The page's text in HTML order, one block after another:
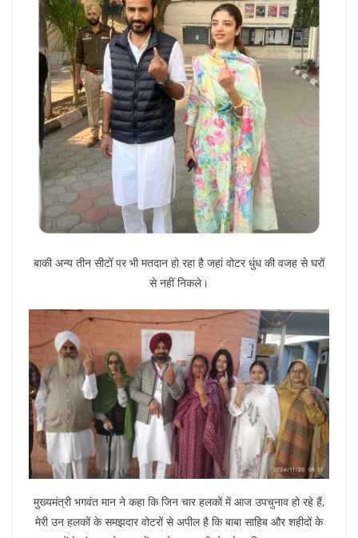
बाकी अन्य तीन सीटों पर भी मतदान हो रहा है जहां वोटर धुंध की वजह से घरों
से नहीं निकले।
मुख्यमंत्री भगवंत मान ने कहा कि जिन चार हलकों में आज उपचुनाव हो रहे हैं,
मेरी उन हलकों के समझदार वोटरों से अपील है कि बाबा साहिब और शहीदों के